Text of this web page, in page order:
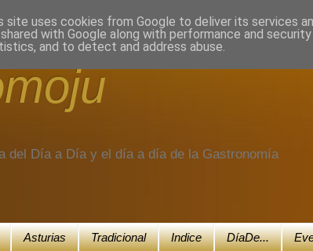
del Día a Día y el día a día de la Gastronomía
Asturias Tradicional Indice DíaDe...
site uses cookies from Google to deliver its services
with Google along with performance and
and to detect and address abuse.